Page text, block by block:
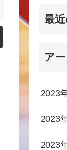
最
ア
2023
2023
2023